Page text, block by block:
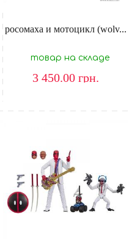
росомаха и мотоцикл (wolv...
товар на складе
3 450.00 грн.